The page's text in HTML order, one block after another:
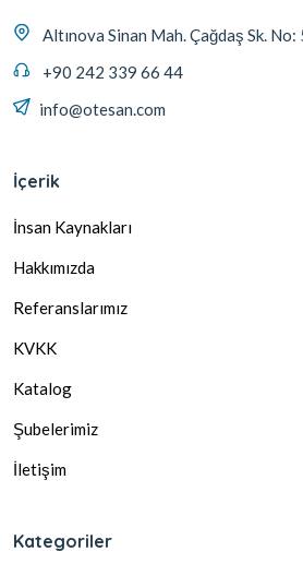
Altınova Sinan Mah. Çağdaş Sk.
+90 242 339 66 44
info@otesan.com
İçerik
İnsan Kaynakları
Hakkımızda
Referanslarımız
KVKK
Katalog
Şubelerimiz
İletişim
Kategoriler